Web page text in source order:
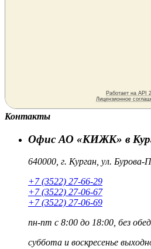
Контакты
Офис АО «КИЖК» в
640000, г. Курган, ул. Бурова-
+7 (3522) 27-66-29
+7 (3522) 27-06-67
+7 (3522) 27-06-69
пн-пт с 8:00 до 18:00, без
суббота и воскресенье